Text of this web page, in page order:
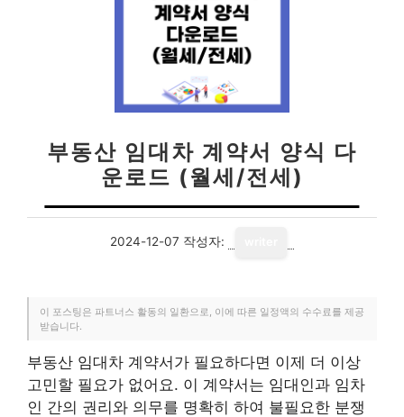
부동산 임대차 계약서 양식 다
운로드 (월세/전세)
2024-12-07 작성자:
이 포스팅은 파트너스 활동의 일환으로, 이에 따른 일정액의 수수료를 제공
받습니다.
부동산 임대차 계약서가 필요하다면 이제 더 이상
고민할 필요가 없어요. 이 계약서는 임대인과 임차
인 간의 권리와 의무를 명확히 하여 불필요한 분쟁